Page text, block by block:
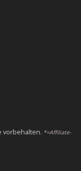
vorbehalten. *=Affiliate-